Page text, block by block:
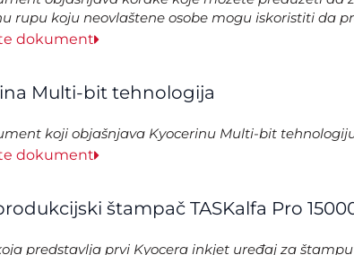
rupu koju neovlaštene osobe mogu iskoristiti da
dokument
Multi-bit tehnologija
koji objašnjava Kyocerinu Multi-bit
dokument
štampač TASKalfa Pro
predstavlja prvi Kyocera inkjet uređaj za